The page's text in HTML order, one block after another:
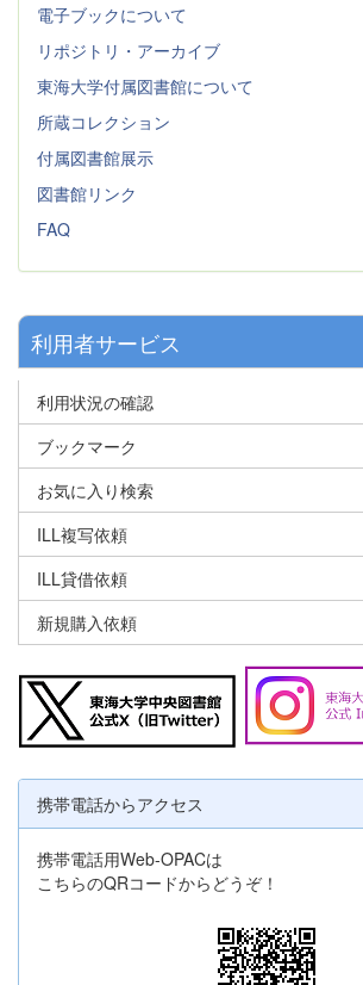
電子ブックについて
リポジトリ・アーカイブ
東海大学付属図書館について
所蔵コレクション
付属図書館展示
図書館リンク
FAQ
利用者サービス
利用状況の確認
ブックマーク
お気に入り検索
ILL複写依頼
ILL貸借依頼
新規購入依頼
携帯電話からアクセス
携帯電話用Web-OPACは
こちらのQRコードからどうぞ！